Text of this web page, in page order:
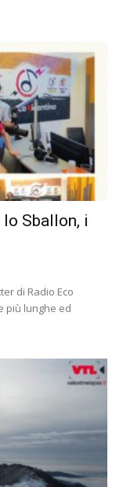
Sballon, i
di Radio Eco
più lunghe ed